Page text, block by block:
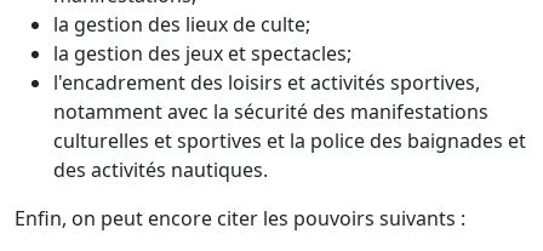
la gestion des lieux de culte;
la gestion des jeux et spectacles;
l'encadrement des loisirs et activités sportives,
notamment avec la sécurité des manifestations
culturelles et sportives et la police des baignades et
des activités nautiques.
Enfin, on peut encore citer les pouvoirs suivants :